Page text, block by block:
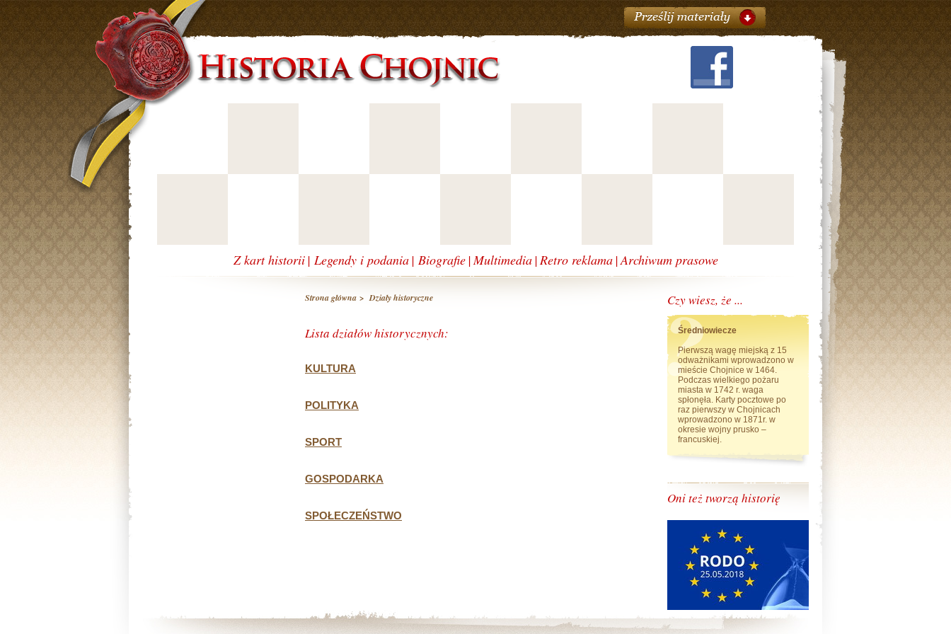
Z kart historii | Legendy i podania | Biografie |Multimedia |Retro reklama |Archiwum prasowe
Strona główna >Działy historyczne
Lista działów historycznych:
KULTURA
POLITYKA
SPORT
GOSPODARKA
SPOŁECZEŃSTWO
Czy wiesz, że ...
Średniowiecze
Pierwszą wagę miejską z 15
odważnikami wprowadzono w
mieście Chojnice w 1464.
Podczas wielkiego pożaru
miasta w 1742 r. waga
spłonęła. Karty pocztowe po
raz pierwszy w Chojnicach
wprowadzono w 1871r. w
okresie wojny prusko –
francuskiej.
Oni też tworzą historię